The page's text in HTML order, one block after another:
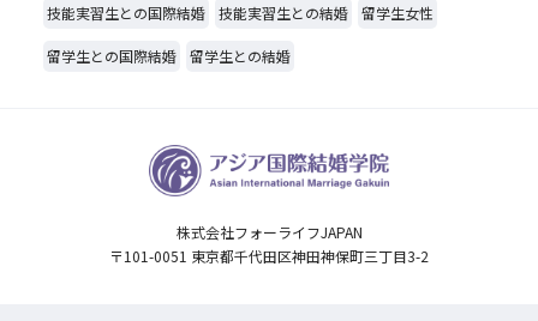
技能実習生との国際結婚 技能実習生との結婚 留学生女性
留学生との国際結婚 留学生との結婚
株式会社フォーライフJAPAN
〒101-0051 東京都千代田区神田神保町三丁目3-2